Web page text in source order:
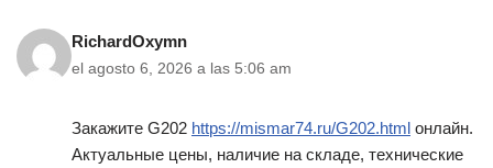
RichardOxymn
el agosto 6, 2026 a las 5:06 am
Закажите G202 https://mismar74.ru/G202.html онлайн.
Актуальные цены, наличие на складе, технические